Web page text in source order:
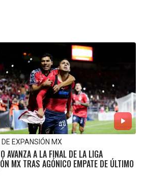
DE EXPANSIÓN MX
AVANZA A LA FINAL DE LA LIGA
MX TRAS AGÓNICO EMPATE DE ÚLTIMO